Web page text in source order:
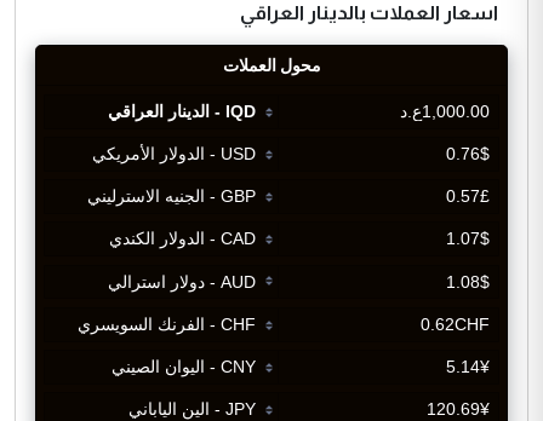
اسعار العملات بالدينار العراقي